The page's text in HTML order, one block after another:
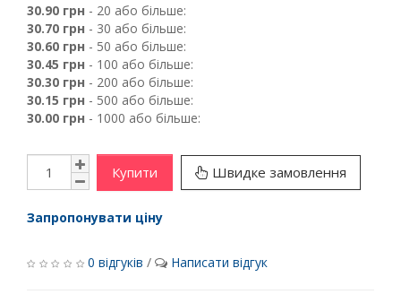
30.90 грн - 20 або більше:
30.70 грн - 30 або більше:
30.60 грн - 50 або більше:
30.45 грн - 100 або більше:
30.30 грн - 200 або більше:
30.15 грн - 500 або більше:
30.00 грн - 1000 або більше:
Купити Швидке замовлення
Запропонувати ціну
0 відгуків / Написати відгук